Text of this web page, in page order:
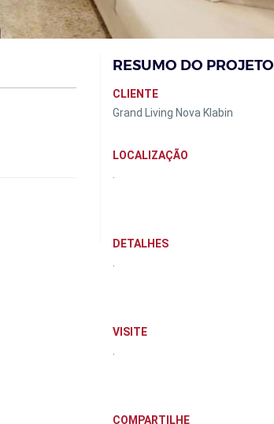
RESUMO DO PROJETO
CLIENTE
Grand Living Nova Klabin
LOCALIZAÇÃO
DETALHES
VISITE
COMPARTILHE